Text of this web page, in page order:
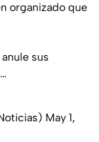
organizado que
sus
May 1,